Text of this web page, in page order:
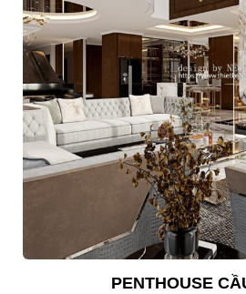
PENTHOUSE